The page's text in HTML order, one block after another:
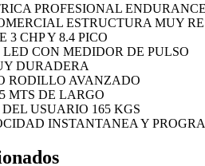
PROFESIONAL
ESTRUCTURA MUY
3 CHP Y 8.4 PICO
CON MEDIDOR DE PULSO
DURADERA
RODILLO AVANZADO
MTS DE LARGO
USUARIO 165 KGS
INSTANTANEA Y